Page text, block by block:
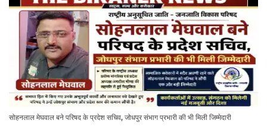
सोहनलाल मेघवाल बने परिषद के प्रदेश सचिव, जोधपुर संभाग प्रभारी की भी मिली जिम्मेदारी